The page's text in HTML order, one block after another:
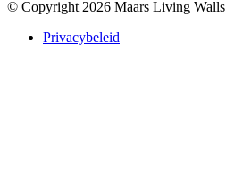
© Copyright 2026 Maars Living Walls
Privacybeleid